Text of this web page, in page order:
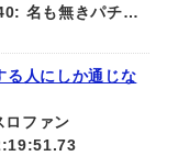
名も無きパチ…
る人にしか通じな
ファン